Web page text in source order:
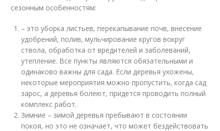
сезонным особенностям:
– это уборка листьев, перекапывание почв, внесение
удобрений, полив, мульчирование кругов вокруг
ствола, обработка от вредителей и заболеваний,
утепление. Все пункты являются обязательными и
одинаково важны для сада. Если деревья ухожены,
некоторые мероприятия можно пропустить, когда сад
зарос, а деревья болеют, придется проводить полный
комплекс работ.
Зимние – зимой деревья пребывают в состоянии
покоя, но это не означает, что может бездействовать